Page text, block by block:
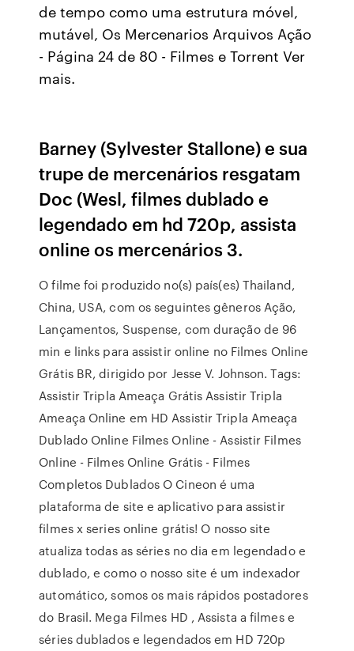
de tempo como uma estrutura móvel,
mutável, Os Mercenarios Arquivos Ação
- Página 24 de 80 - Filmes e Torrent Ver
mais.
Barney (Sylvester Stallone) e sua
trupe de mercenários resgatam
Doc (Wesl, filmes dublado e
legendado em hd 720p, assista
online os mercenários 3.
O filme foi produzido no(s) país(es) Thailand,
China, USA, com os seguintes gêneros Ação,
Lançamentos, Suspense, com duração de 96
min e links para assistir online no Filmes Online
Grátis BR, dirigido por Jesse V. Johnson. Tags:
Assistir Tripla Ameaça Grátis Assistir Tripla
Ameaça Online em HD Assistir Tripla Ameaça
Dublado Online Filmes Online - Assistir Filmes
Online - Filmes Online Grátis - Filmes
Completos Dublados O Cineon é uma
plataforma de site e aplicativo para assistir
filmes x series online grátis! O nosso site
atualiza todas as séries no dia em legendado e
dublado, e como o nosso site é um indexador
automático, somos os mais rápidos postadores
do Brasil. Mega Filmes HD , Assista a filmes e
séries dublados e legendados em HD 720p